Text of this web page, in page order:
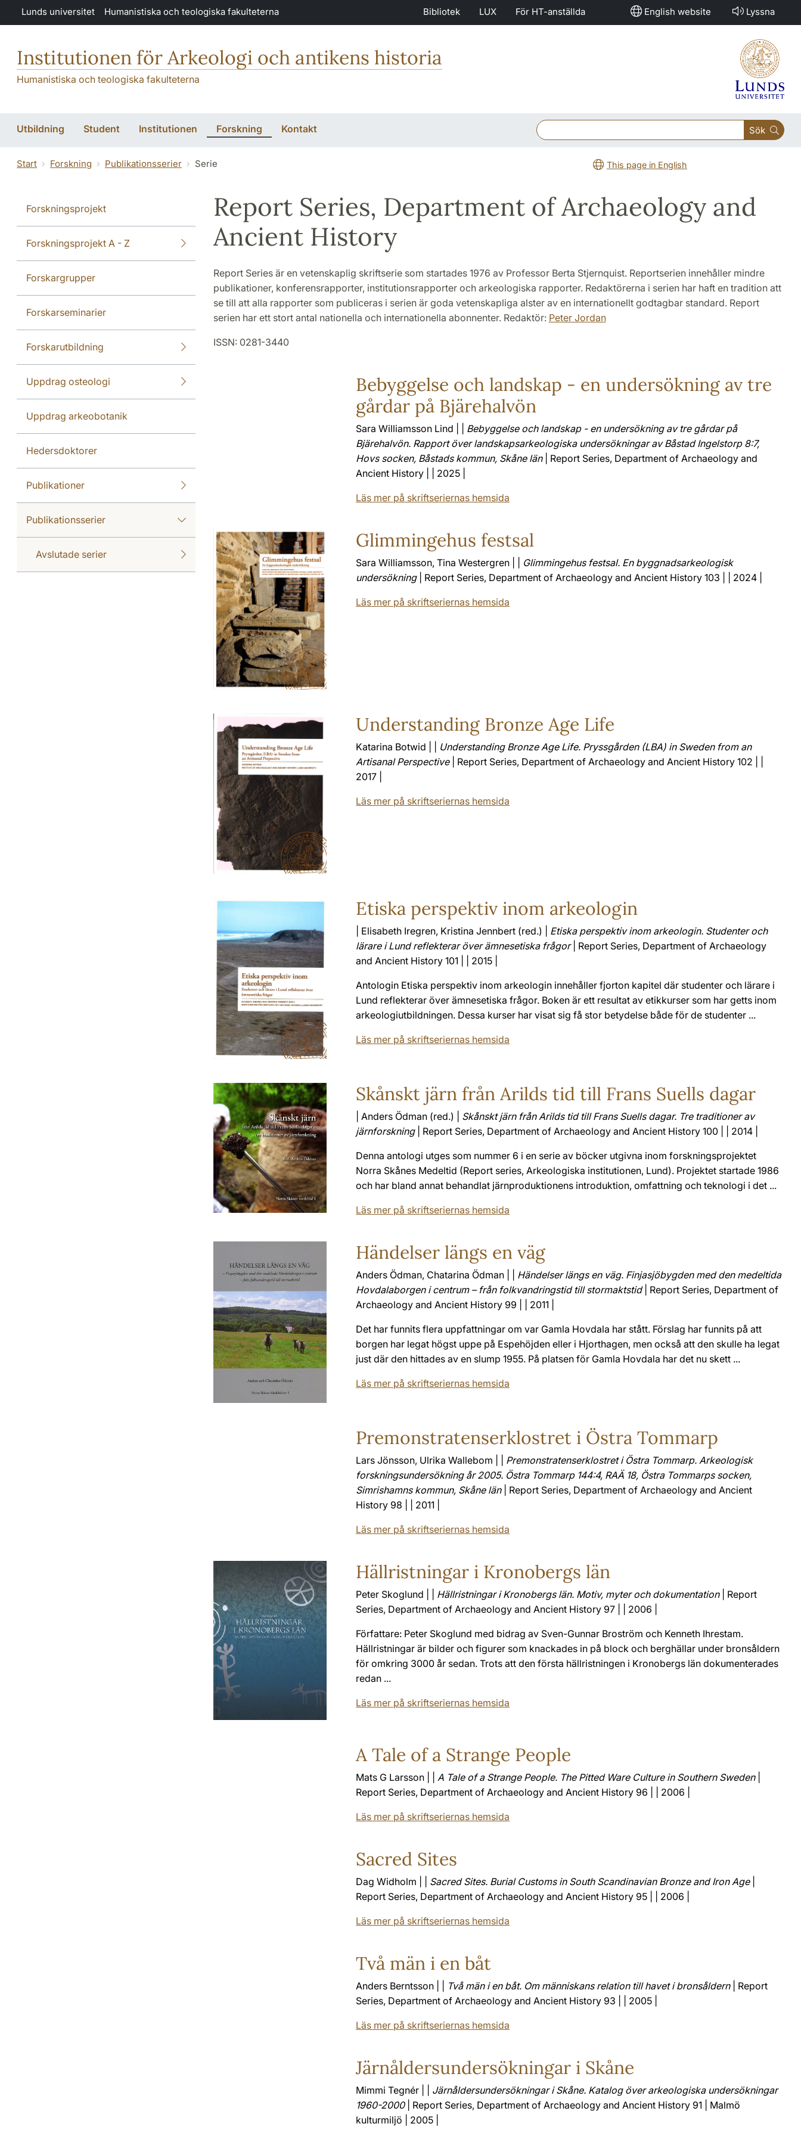
Hoppa till huvudinnehåll
Lunds universitet Humanistiska och teologiska fakulteterna Bibliotek LUX För HT-anställda English website Lyssna
Institutionen för Arkeologi och antikens historia
Humanistiska och teologiska fakulteterna
Utbildning Student Institutionen Forskning Kontakt Sök
Start Forskning Publikationsserier Serie This page in English
Forskningsprojekt
Forskningsprojekt A - Z
Forskargrupper
Forskarseminarier
Forskarutbildning
Uppdrag osteologi
Uppdrag arkeobotanik
Hedersdoktorer
Publikationer
Publikationsserier
Avslutade serier
Report Series, Department of Archaeology and
Ancient History
Report Series är en vetenskaplig skriftserie som startades 1976 av Professor Berta Stjernquist. Reportserien innehåller mindre
publikationer, konferensrapporter, institutionsrapporter och arkeologiska rapporter. Redaktörerna i serien har haft en tradition att
se till att alla rapporter som publiceras i serien är goda vetenskapliga alster av en internationellt godtagbar standard. Report
serien har ett stort antal nationella och internationella abonnenter. Redaktör: Peter Jordan
ISSN: 0281-3440
Bebyggelse och landskap - en undersökning av tre
gårdar på Bjärehalvön
Sara Williamsson Lind | | Bebyggelse och landskap - en undersökning av tre gårdar på
Bjärehalvön. Rapport över landskapsarkeologiska undersökningar av Båstad Ingelstorp 8:7,
Hovs socken, Båstads kommun, Skåne län| Report Series, Department of Archaeology and
Ancient History | | 2025 |
Läs mer på skriftseriernas hemsida
Glimmingehus festsal
Sara Williamsson, Tina Westergren | | Glimmingehus festsal. En byggnadsarkeologisk
undersökning| Report Series, Department of Archaeology and Ancient History 103 | | 2024 |
Läs mer på skriftseriernas hemsida
Understanding Bronze Age Life
Katarina Botwid | | Understanding Bronze Age Life. Pryssgården (LBA) in Sweden from an
Artisanal Perspective| Report Series, Department of Archaeology and Ancient History 102 | |
2017 |
Läs mer på skriftseriernas hemsida
Etiska perspektiv inom arkeologin
| Elisabeth Iregren, Kristina Jennbert (red.) | Etiska perspektiv inom arkeologin. Studenter och
lärare i Lund reflekterar över ämnesetiska frågor| Report Series, Department of Archaeology
and Ancient History 101 | | 2015 |
Antologin Etiska perspektiv inom arkeologin innehåller fjorton kapitel där studenter och lärare i
Lund reflekterar över ämnesetiska frågor. Boken är ett resultat av etikkurser som har getts inom
arkeologiutbildningen. Dessa kurser har visat sig få stor betydelse både för de studenter ...
Läs mer på skriftseriernas hemsida
Skånskt järn från Arilds tid till Frans Suells dagar
| Anders Ödman (red.) | Skånskt järn från Arilds tid till Frans Suells dagar. Tre traditioner av
järnforskning| Report Series, Department of Archaeology and Ancient History 100 | | 2014 |
Denna antologi utges som nummer 6 i en serie av böcker utgivna inom forskningsprojektet
Norra Skånes Medeltid (Report series, Arkeologiska institutionen, Lund). Projektet startade 1986
och har bland annat behandlat järnproduktionens introduktion, omfattning och teknologi i det ...
Läs mer på skriftseriernas hemsida
Händelser längs en väg
Anders Ödman, Chatarina Ödman | | Händelser längs en väg. Finjasjöbygden med den medeltida
Hovdalaborgen i centrum – från folkvandringstid till stormaktstid| Report Series, Department of
Archaeology and Ancient History 99 | | 2011 |
Det har funnits flera uppfattningar om var Gamla Hovdala har stått. Förslag har funnits på att
borgen har legat högst uppe på Espehöjden eller i Hjorthagen, men också att den skulle ha legat
just där den hittades av en slump 1955. På platsen för Gamla Hovdala har det nu skett ...
Läs mer på skriftseriernas hemsida
Premonstratenserklostret i Östra Tommarp
Lars Jönsson, Ulrika Wallebom | | Premonstratenserklostret i Östra Tommarp. Arkeologisk
forskningsundersökning år 2005. Östra Tommarp 144:4, RAÄ 18, Östra Tommarps socken,
Simrishamns kommun, Skåne län| Report Series, Department of Archaeology and Ancient
History 98 | | 2011 |
Läs mer på skriftseriernas hemsida
Hällristningar i Kronobergs län
Peter Skoglund | | Hällristningar i Kronobergs län. Motiv, myter och dokumentation| Report
Series, Department of Archaeology and Ancient History 97 | | 2006 |
Författare: Peter Skoglund med bidrag av Sven-Gunnar Broström och Kenneth Ihrestam.
Hällristningar är bilder och figurer som knackades in på block och berghällar under bronsåldern
för omkring 3000 år sedan. Trots att den första hällristningen i Kronobergs län dokumenterades
redan ...
Läs mer på skriftseriernas hemsida
A Tale of a Strange People
Mats G Larsson | | A Tale of a Strange People. The Pitted Ware Culture in Southern Sweden|
Report Series, Department of Archaeology and Ancient History 96 | | 2006 |
Läs mer på skriftseriernas hemsida
Sacred Sites
Dag Widholm | | Sacred Sites. Burial Customs in South Scandinavian Bronze and Iron Age|
Report Series, Department of Archaeology and Ancient History 95 | | 2006 |
Läs mer på skriftseriernas hemsida
Två män i en båt
Anders Berntsson | | Två män i en båt. Om människans relation till havet i bronsåldern| Report
Series, Department of Archaeology and Ancient History 93 | | 2005 |
Läs mer på skriftseriernas hemsida
Järnåldersundersökningar i Skåne
Mimmi Tegnér | | Järnåldersundersökningar i Skåne. Katalog över arkeologiska undersökningar
1960-2000| Report Series, Department of Archaeology and Ancient History 91 | Malmö
kulturmiljö | 2005 |